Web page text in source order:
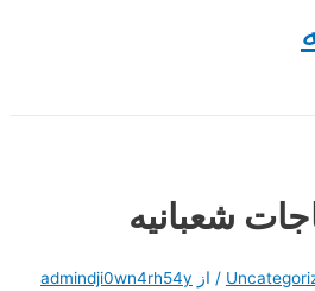
شعبانیه
/ از admindji0wn4rh54y